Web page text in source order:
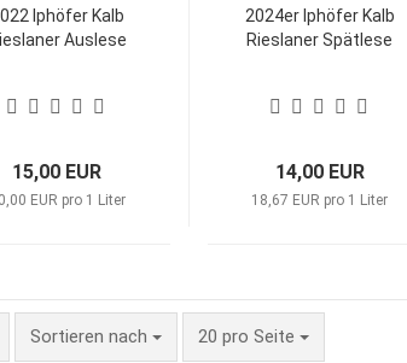
Iphöfer Kalb
Auslese
15,00 EUR
EUR pro 1 Liter
2024er Iphöfer Kalb
Rieslaner Spätlese
14,00 EUR
18,67 EUR pro 1 Liter
Sortieren nach
Sortieren nach 20 pro Seite
pro Seite